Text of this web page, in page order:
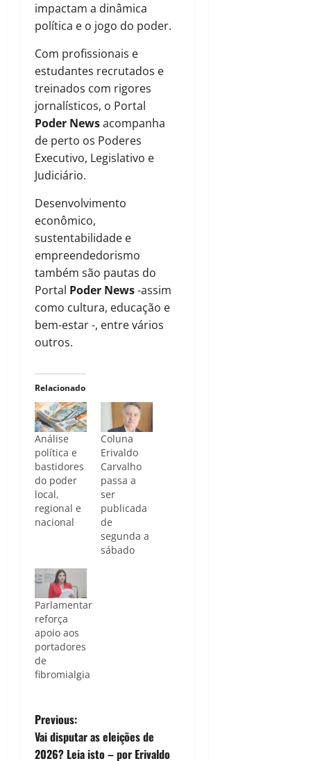
impactam a dinâmica
política e o jogo do poder.
Com profissionais e
estudantes recrutados e
treinados com rigores
jornalísticos, o Portal
Poder Newsacompanha
de perto os Poderes
Executivo, Legislativo e
Judiciário.
Desenvolvimento
econômico,
sustentabilidade e
empreendedorismo
também são pautas do
Portal Poder News-assim
como cultura, educação e
bem-estar -, entre vários
outros.
Relacionado
Análise
política e
bastidores
do poder
local,
regional e
nacional
Coluna
Erivaldo
Carvalho
passa a
ser
publicada
de
segunda a
sábado
Parlamentar
reforça
apoio aos
portadores
de
fibromialgia
P
o
Previous:
Vai disputar as eleições de
2026? Leia isto – por Erivaldo